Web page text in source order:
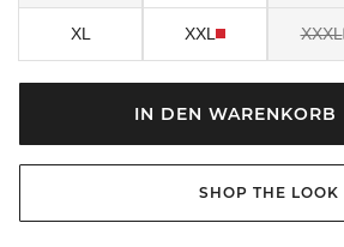
XL XXL XXXL
IN DEN WARENKORB
SHOP THE LOOK